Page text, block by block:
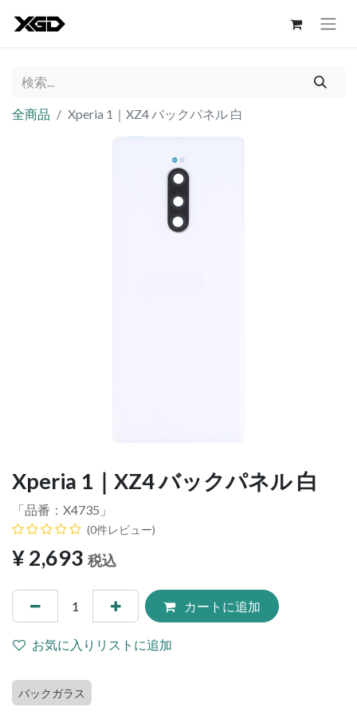
全商品 Xperia 1｜XZ4 バックパネル 白
Xperia 1｜XZ4 バックパネル 白
「品番： X4735 」
(0件レビュー)
¥2,693 税込
カートに追加
お気に入りリストに追加
バックガラス